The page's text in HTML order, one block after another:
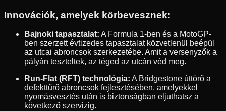
Innovációk, amelyek körbevesznek:
Bajnoki tapasztalat: A Formula 1-ben és a MotoGP-
ben szerzett évtizedes tapasztalat közvetlenül beépül
az utcai abroncsok szerkezetébe. Amit a versenyzők a
pályán teszteltek, az téged az utcán véd meg.
Run-Flat (RFT) technológia: A Bridgestone úttörő a
defekttűrő abroncsok fejlesztésében, amelyekkel
nyomásvesztés után is biztonságban eljuthatsz a
következő szervizig.